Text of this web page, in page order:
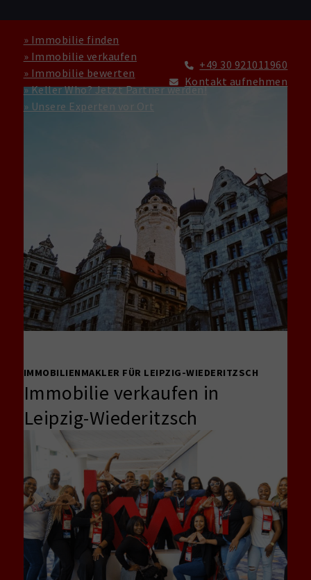
» Immobilie finden
» Immobilie verkaufen
» Immobilie bewerten
» Keller Who? Jetzt Partner werden!
» Unsere Experten vor Ort
+49 30 921011960
Kontakt aufnehmen
IMMOBILIENMAKLER FÜR LEIPZIG-WIEDERITZSCH
Immobilie verkaufen in
Leipzig-Wiederitzsch